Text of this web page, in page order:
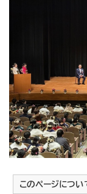
このページについ